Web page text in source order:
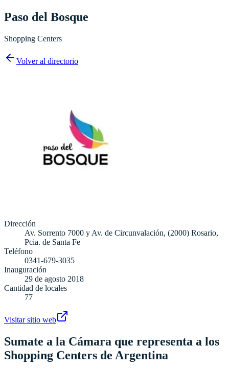
Paso del Bosque
Shopping Centers
Volver al directorio
Dirección
Av. Sorrento 7000 y Av. de Circunvalación, (2000) Rosario,
Pcia. de Santa Fe
Teléfono
0341-679-3035
Inauguración
29 de agosto 2018
Cantidad de locales
77
Visitar sitio web
Sumate a la Cámara que representa a los
Shopping Centers de Argentina